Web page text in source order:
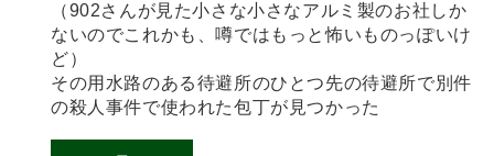
（902さんが見た小さな小さなアルミ製のお社しか
ないのでこれかも、噂ではもっと怖いものっぽいけ
ど）
その用水路のある待避所のひとつ先の待避所で別件
の殺人事件で使われた包丁が見つかった